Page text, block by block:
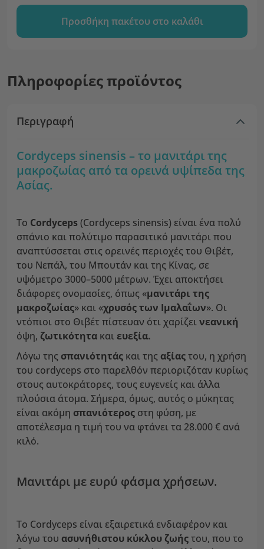
Προσθήκη πακέτου στο καλάθι
Πληροφορίες προϊόντος
Περιγραφή
Cordyceps sinensis – το μανιτάρι της
μακροζωίας από τα ορεινά υψίπεδα της
Ασίας.
Το Cordyceps(Cordyceps sinensis) είναι ένα πολύ
σπάνιο και πολύτιμο παρασιτικό μανιτάρι που
αναπτύσσεται στις ορεινές περιοχές του Θιβέτ,
του Νεπάλ, του Μπουτάν και της Κίνας, σε
υψόμετρο 3000–5000 μέτρων. Έχει αποκτήσει
διάφορες ονομασίες, όπως «μανιτάρι της
μακροζωίας» και «χρυσός των Ιμαλαΐων». Οι
ντόπιοι στο Θιβέτ πίστευαν ότι χαρίζεινεανική
όψη, ζωτικότητα καιευεξία.
Λόγω της σπανιότητάς και της αξίαςτου, η χρήση
του cordyceps στο παρελθόν περιοριζόταν κυρίως
στους αυτοκράτορες, τους ευγενείς και άλλα
πλούσια άτομα. Σήμερα, όμως, αυτός ο μύκητας
είναι ακόμη σπανιότερος στη φύση, με
αποτέλεσμα η τιμή του να φτάνει τα 28.000 € ανά
κιλό.
Μανιτάρι με ευρύ φάσμα χρήσεων.
Το Cordyceps είναι εξαιρετικά ενδιαφέρον και
λόγω του ασυνήθιστου κύκλου ζωήςτου, που το